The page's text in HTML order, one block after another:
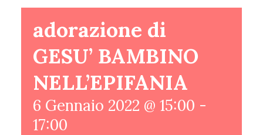
adorazione di
GESU’ BAMBINO
NELL’EPIFANIA
6 Gennaio 2022 @ 15:00 -
17:00